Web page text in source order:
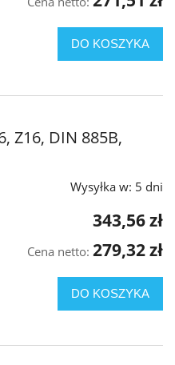
DO KOSZYKA
Z16, DIN 885B,
Wysyłka w: 5 dni
343,56 zł
Cena netto: 279,32 zł
DO KOSZYKA